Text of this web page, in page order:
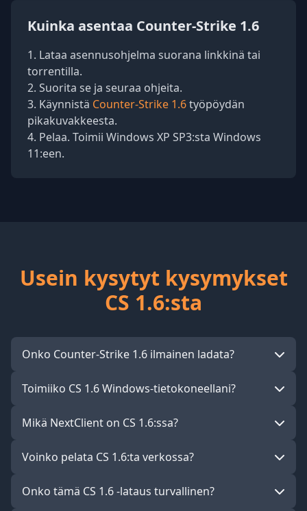
Kuinka asentaa Counter-Strike 1.6
Lataa asennusohjelma suorana linkkinä tai
torrentilla.
Suorita se ja seuraa ohjeita.
Käynnistä Counter-Strike 1.6työpöydän
pikakuvakkeesta.
Pelaa. Toimii Windows XP SP3:sta Windows
11:een.
Usein kysytyt kysymykset
CS 1.6:sta
Onko Counter-Strike 1.6 ilmainen ladata?
Toimiiko CS 1.6 Windows-tietokoneellani?
Mikä NextClient on CS 1.6:ssa?
Voinko pelata CS 1.6:ta verkossa?
Onko tämä CS 1.6 -lataus turvallinen?